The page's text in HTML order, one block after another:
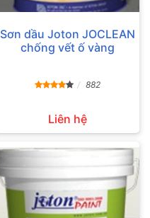
Sơn dầu Joton JOCLEAN
chống vết ố vàng
882
Liên hệ